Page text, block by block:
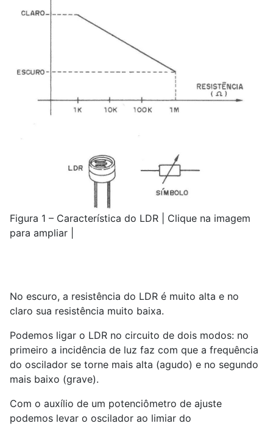
Figura 1 – Característica do LDR | Clique na imagem
para ampliar |
No escuro, a resistência do LDR é muito alta e no
claro sua resistência muito baixa.
Podemos ligar o LDR no circuito de dois modos: no
primeiro a incidência de luz faz com que a frequência
do oscilador se torne mais alta (agudo) e no segundo
mais baixo (grave).
Com o auxílio de um potenciômetro de ajuste
podemos levar o oscilador ao limiar do